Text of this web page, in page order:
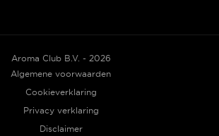
Aroma Club B.V. - 2026
Algemene voorwaarden
Cookieverklaring
Privacy verklaring
Disclaimer